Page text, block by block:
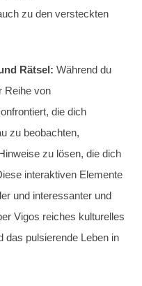
zu den versteckten
Rätsel: Während du
Reihe von
die dich
zu beobachten,
zu lösen, die dich
interaktiven Elemente
und interessanter und
Vigos reiches kulturelles
das pulsierende Leben in